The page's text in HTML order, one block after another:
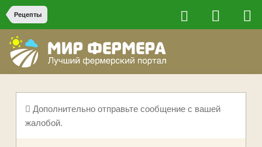
Рецепты
Дополнительно отправьте сообщение с вашей
жалобой.